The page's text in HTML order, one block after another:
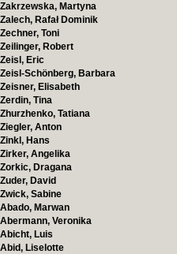
Zakrzewska, Martyna
Zalech, Rafał Dominik
Zechner, Toni
Zeilinger, Robert
Zeisl, Eric
Zeisl-Schönberg, Barbara
Zeisner, Elisabeth
Zerdin, Tina
Zhurzhenko, Tatiana
Ziegler, Anton
Zinkl, Hans
Zirker, Angelika
Zorkic, Dragana
Zuder, David
Zwick, Sabine
Abado, Marwan
Abermann, Veronika
Abicht, Luis
Abid, Liselotte